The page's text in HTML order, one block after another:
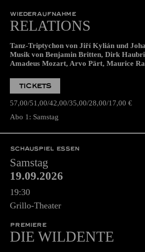
WIEDERAUFNAHME
RELATIONS
Tanz-Triptychon von Jiří Kylián und
Musik von Benjamin Britten, Dirk
Amadeus Mozart, Arvo Pärt, Maurice
TICKETS
57,00 51,00 42,00 35,00 28,00 17,00 €
Abo 1: Samstag
SCHAUSPIEL ESSEN
Samstag
19.09.2026
19:30
Grillo-Theater
PREMIERE
DIE WILDENTE